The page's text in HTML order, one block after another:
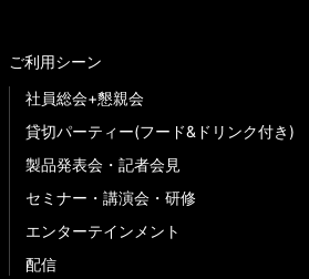
ご利用シーン
社員総会+懇親会
貸切パーティー(フード&ドリンク付き)
製品発表会・記者会見
セミナー・講演会・研修
エンターテインメント
配信